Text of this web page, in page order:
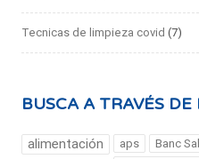
Tecnicas de limpieza covid (7)
BUSCA A TRAVÉS
alimentación aps Banc